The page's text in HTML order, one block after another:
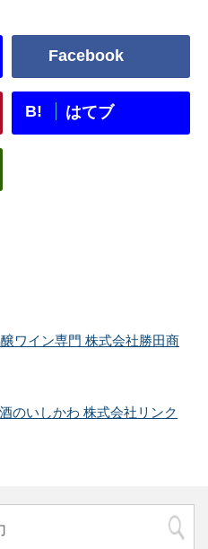
Facebook
B! はてブ
ワイン専門 株式会社勝田商
のいしかわ 株式会社リンク